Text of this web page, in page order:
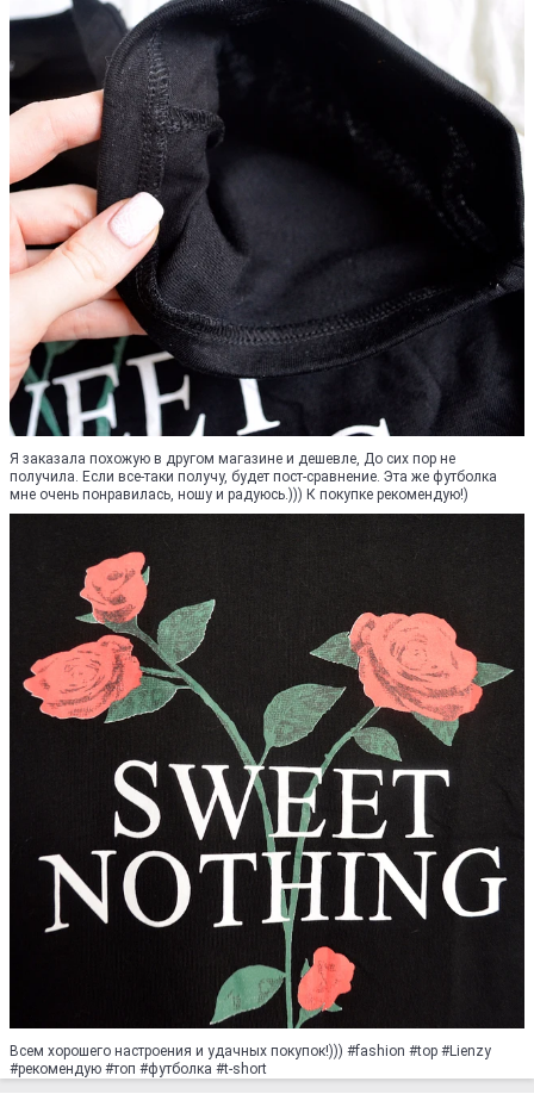
Я заказала похожую в другом магазине и дешевле, До сих пор не
получила. Если все-таки получу, будет пост-сравнение. Эта же футболка
мне очень понравилась, ношу и радуюсь.))) К покупке рекомендую!)
Всем хорошего настроения и удачных покупок!))) #fashion #top #Lienzy
#рекомендую #топ #футболка #t-short